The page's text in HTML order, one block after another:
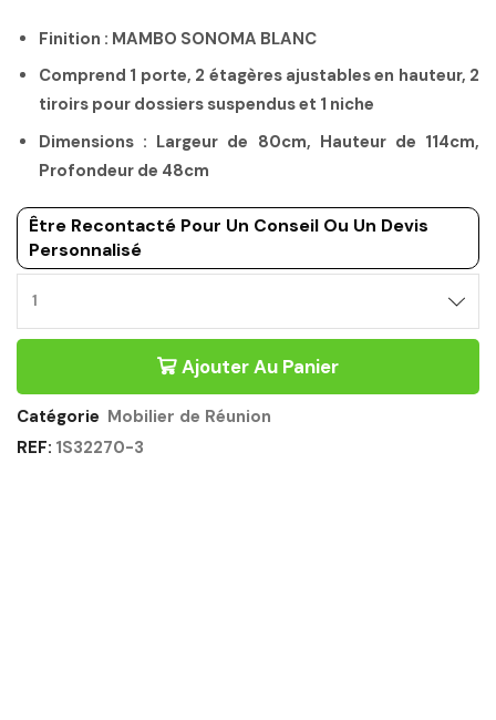
Finition : MAMBO SONOMA BLANC
Comprend 1 porte, 2 étagères ajustables en hauteur, 2
tiroirs pour dossiers suspendus et 1 niche
Dimensions : Largeur de 80cm, Hauteur de 114cm,
Profondeur de 48cm
Être Recontacté Pour Un Conseil Ou Un Devis
Personnalisé
DE
MI-
CHENE
Ajouter Au Panier
Catégorie Mobilier de Réunion
REF: 1S32270-3